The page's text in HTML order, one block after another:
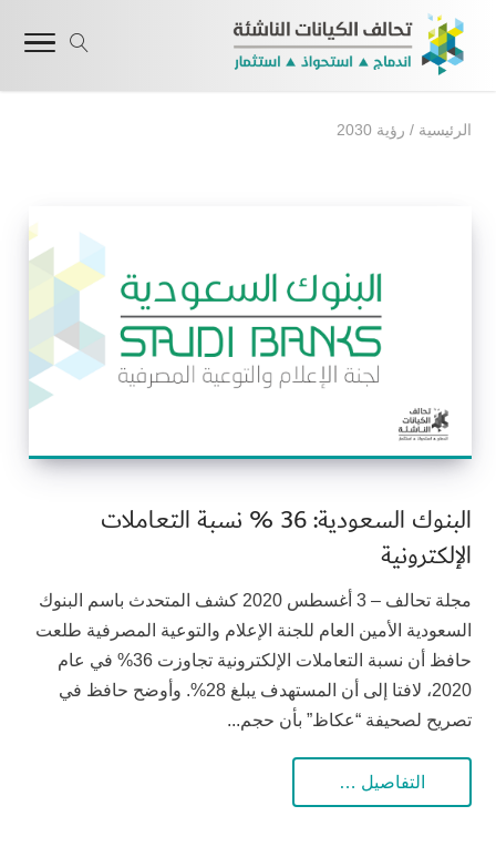
الرئيسية / رؤية 2030
البنوك السعودية: 36 % نسبة التعاملات
الإلكترونية
مجلة تحالف – 3 أغسطس 2020 كشف المتحدث باسم البنوك
السعودية الأمين العام للجنة الإعلام والتوعية المصرفية طلعت
حافظ أن نسبة التعاملات الإلكترونية تجاوزت 36% في عام
2020، لافتا إلى أن المستهدف يبلغ 28%. وأوضح حافظ في
تصريح لصحيفة “عكاظ” بأن حجم...
التفاصيل …